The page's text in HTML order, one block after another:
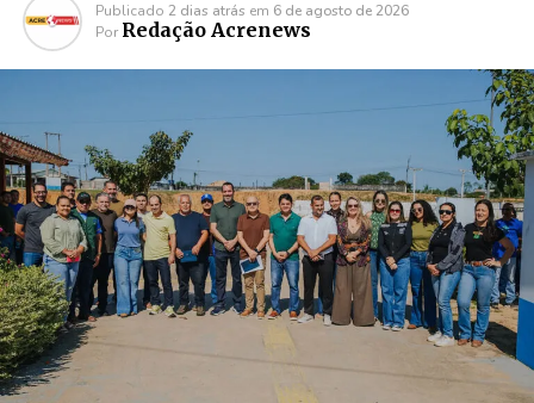
Publicado 2 dias atrás em 6 de agosto de 2026
Por Redação Acrenews